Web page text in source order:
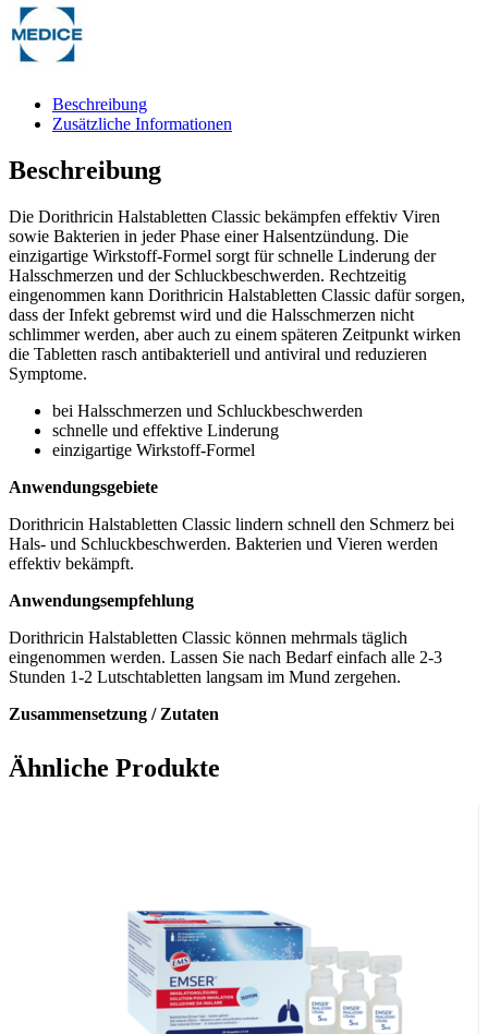
Beschreibung
Zusätzliche Informationen
Beschreibung
Die Dorithricin Halstabletten Classic bekämpfen effektiv Viren
sowie Bakterien in jeder Phase einer Halsentzündung. Die
einzigartige Wirkstoff-Formel sorgt für schnelle Linderung der
Halsschmerzen und der Schluckbeschwerden. Rechtzeitig
eingenommen kann Dorithricin Halstabletten Classic dafür sorgen,
dass der Infekt gebremst wird und die Halsschmerzen nicht
schlimmer werden, aber auch zu einem späteren Zeitpunkt wirken
die Tabletten rasch antibakteriell und antiviral und reduzieren
Symptome.
bei Halsschmerzen und Schluckbeschwerden
schnelle und effektive Linderung
einzigartige Wirkstoff-Formel
Anwendungsgebiete
Dorithricin Halstabletten Classic lindern schnell den Schmerz bei
Hals- und Schluckbeschwerden. Bakterien und Vieren werden
effektiv bekämpft.
Anwendungsempfehlung
Dorithricin Halstabletten Classic können mehrmals täglich
eingenommen werden. Lassen Sie nach Bedarf einfach alle 2-3
Stunden 1-2 Lutschtabletten langsam im Mund zergehen.
Zusammensetzung / Zutaten
1 Lutschtablette enthält:
1,5 mg
Die sonstigen Bestandteile sind: Sorbitol (Ph. Eur.), Talkum,
Sucrosestearat Typ III, Saccharin-Natrium 2 H2O, Minzöl, Povidon
(K 25), Carmellose-Natrium (Ph. Eur.)
Ähnliche Produkte